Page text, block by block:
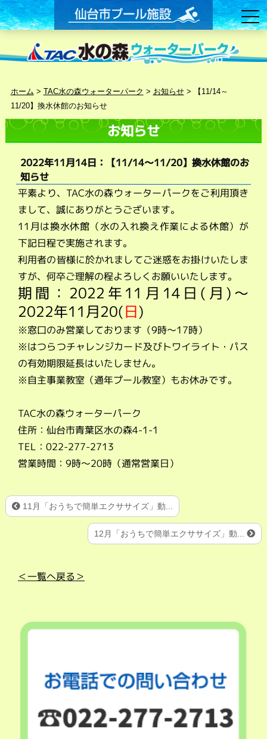
ホーム > TAC水の森ウォーターパーク > お知らせ>
【11/14～
11/20】換水休館のお知らせ
お知らせ
2022年11月14日：【11/14～11/20】換水休館のお
知らせ
平素より、TAC水の森ウォーターパークをご利用頂き
まして、誠にありがとうございます。
11月は換水休館（水の入れ換え作業による休館）が
下記日程で実施されます。
利用者の皆様に於かれましてご迷惑をお掛けいたしま
すが、何卒ご理解の程よろしくお願いいたします。
期間：2022年11月14日(月)～
2022年11月20(日)
※窓口のみ営業しております（9時～17時）
※はつらつチャレンジカード及びトワイライト・パス
の有効期限延長はいたしません。
※自主事業教室（通年プール教室）もお休みです。
TAC水の森ウォーターパーク
住所：仙台市青葉区水の森4-1-1
TEL：022-277-2713
営業時間：9時～20時（通常営業日）
11月「おうちで簡単エクササイズ」動...
12月「おうちで簡単エクササイズ」動...
＜一覧へ戻る＞